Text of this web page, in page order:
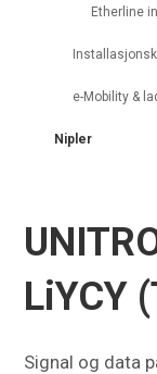
Etherline
e-Mobility &
Nipler
LiYCY
Signal og data